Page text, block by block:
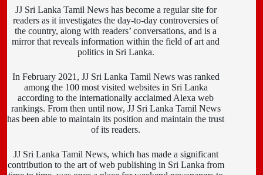
JJ Sri Lanka Tamil News has become a regular site for
readers as it investigates the day-to-day controversies of
the country, along with readers’ conversations, and is a
mirror that reveals information within the field of art and
politics in Sri Lanka.
In February 2021, JJ Sri Lanka Tamil News was ranked
among the 100 most visited websites in Sri Lanka
according to the internationally acclaimed Alexa web
rankings. From then until now, JJ Sri Lanka Tamil News
has been able to maintain its position and maintain the trust
of its readers.
JJ Sri Lanka Tamil News, which has made a significant
contribution to the art of web publishing in Sri Lanka from